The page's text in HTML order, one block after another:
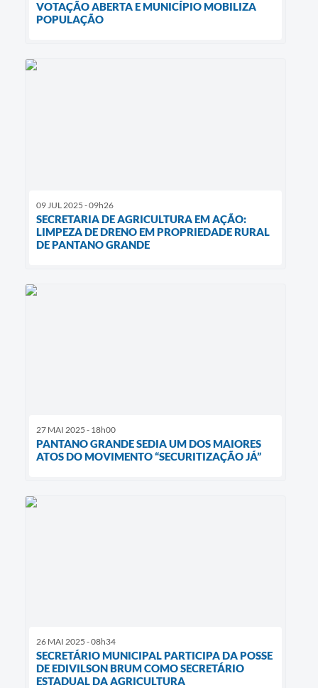
VOTAÇÃO ABERTA E MUNICÍPIO MOBILIZA
POPULAÇÃO
09 JUL 2025 - 09h26
SECRETARIA DE AGRICULTURA EM AÇÃO:
LIMPEZA DE DRENO EM PROPRIEDADE RURAL
DE PANTANO GRANDE
27 MAI 2025 - 18h00
PANTANO GRANDE SEDIA UM DOS MAIORES
ATOS DO MOVIMENTO “SECURITIZAÇÃO JÁ”
26 MAI 2025 - 08h34
SECRETÁRIO MUNICIPAL PARTICIPA DA POSSE
DE EDIVILSON BRUM COMO SECRETÁRIO
ESTADUAL DA AGRICULTURA